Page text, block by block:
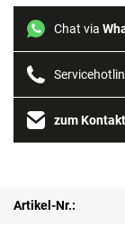
Chat via
zum
Artikel-Nr.: